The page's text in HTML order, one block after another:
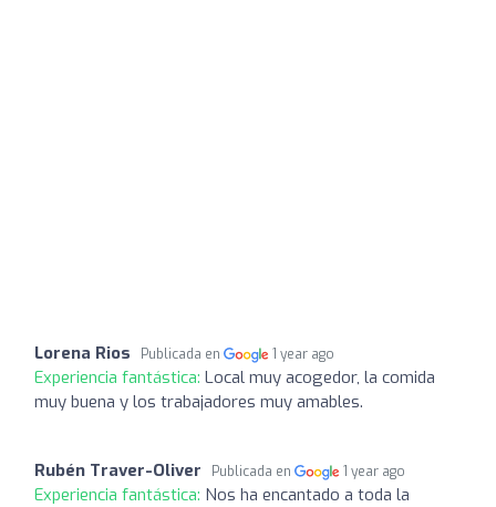
Lorena Rios Publicada en 1 year ago
Experiencia fantástica: Local muy acogedor, la comida
muy buena y los trabajadores muy amables.
Rubén Traver-Oliver Publicada en 1 year ago
Experiencia fantástica: Nos ha encantado a toda la